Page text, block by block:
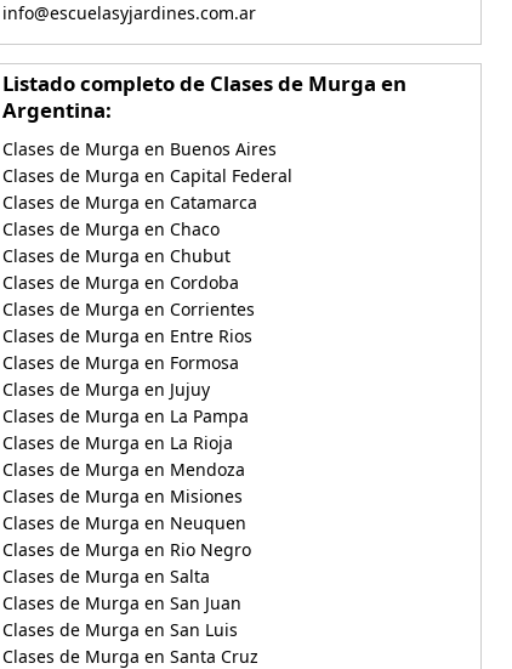
info@escuelasyjardines.com.ar
Listado completo de Clases de Murga en
Argentina:
Clases de Murga en Buenos Aires
Clases de Murga en Capital Federal
Clases de Murga en Catamarca
Clases de Murga en Chaco
Clases de Murga en Chubut
Clases de Murga en Cordoba
Clases de Murga en Corrientes
Clases de Murga en Entre Rios
Clases de Murga en Formosa
Clases de Murga en Jujuy
Clases de Murga en La Pampa
Clases de Murga en La Rioja
Clases de Murga en Mendoza
Clases de Murga en Misiones
Clases de Murga en Neuquen
Clases de Murga en Rio Negro
Clases de Murga en Salta
Clases de Murga en San Juan
Clases de Murga en San Luis
Clases de Murga en Santa Cruz